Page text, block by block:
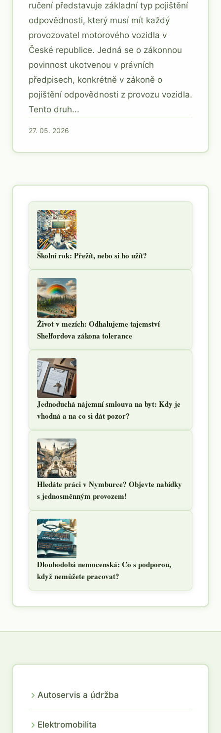
ručení představuje základní typ pojištění
odpovědnosti, který musí mít každý
provozovatel motorového vozidla v
České republice. Jedná se o zákonnou
povinnost ukotvenou v právních
předpisech, konkrétně v zákoně o
pojištění odpovědnosti z provozu vozidla.
Tento druh...
27. 05. 2026
Školní rok: Přežít, nebo si ho užít?
Život v mezích: Odhalujeme tajemství
Shelfordova zákona tolerance
Jednoduchá nájemní smlouva na byt: Kdy je
vhodná a na co si dát pozor?
Hledáte práci v Nymburce? Objevte nabídky
s jednosměnným provozem!
Dlouhodobá nemocenská: Co s podporou,
když nemůžete pracovat?
Autoservis a údržba
Elektromobilita